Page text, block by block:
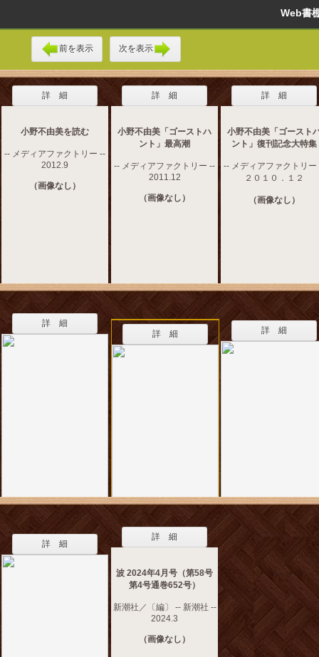
Web
前を表示 次を表示
詳 細
小野不由美を読む
-- メディアファクトリー --
2012.9
（画像なし）
詳 細
小野不由美「ゴーストハ
ント」最高潮
-- メディアファクトリー --
2011.12
（画像なし）
詳 細
小野不由美「ゴースト
ント」復刊記念大特集
-- メディアファクトリー
２０１０．１２
（画像なし）
詳 細
詳 細
詳 細
詳 細
詳 細
波 2024年4月号（第58号
第4号通巻652号）
新潮社／〔編〕 -- 新潮社 --
2024.3
（画像なし）